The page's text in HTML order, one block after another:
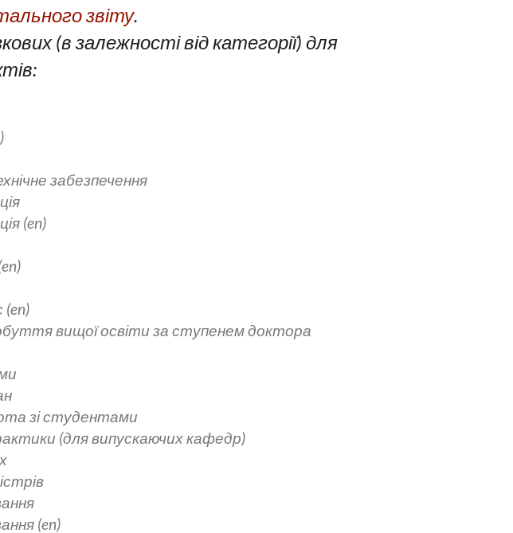
звіту.
(в залежності від категорії) для
забезпечення
(en)
(en)
вищої освіти за ступенем доктора
зі студентами
(для випускаючих кафедр)
(en)